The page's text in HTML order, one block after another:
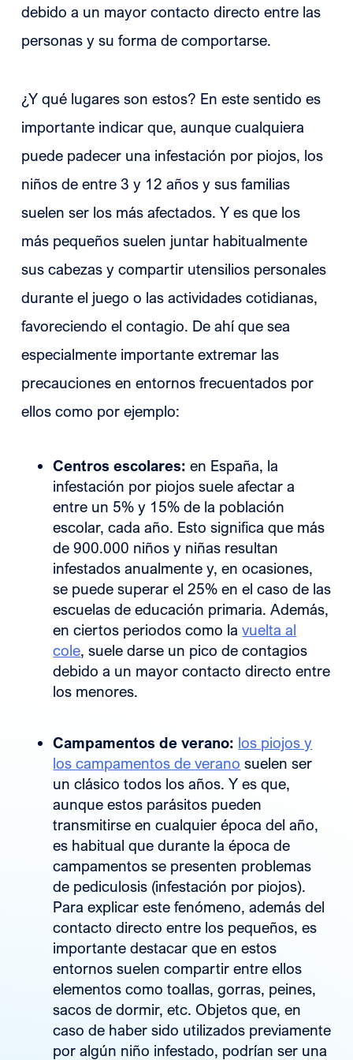
debido a un mayor contacto directo entre las
personas y su forma de comportarse.
¿Y qué lugares son estos? En este sentido es
importante indicar que, aunque cualquiera
puede padecer una infestación por piojos, los
niños de entre 3 y 12 años y sus familias
suelen ser los más afectados. Y es que los
más pequeños suelen juntar habitualmente
sus cabezas y compartir utensilios personales
durante el juego o las actividades cotidianas,
favoreciendo el contagio. De ahí que sea
especialmente importante extremar las
precauciones en entornos frecuentados por
ellos como por ejemplo:
Centros escolares:en España, la
infestación por piojos suele afectar a
entre un 5% y 15% de la población
escolar, cada año. Esto significa que más
de 900.000 niños y niñas resultan
infestados anualmente y, en ocasiones,
se puede superar el 25% en el caso de las
escuelas de educación primaria. Además,
en ciertos periodos como lavuelta al
cole, suele darse un pico de contagios
debido a un mayor contacto directo entre
los menores.
Campamentos de verano: los piojos y
los campamentos de verano suelen ser
un clásico todos los años. Y es que,
aunque estos parásitos pueden
transmitirse en cualquier época del año,
es habitual que durante la época de
campamentos se presenten problemas
de pediculosis (infestación por piojos).
Para explicar este fenómeno, además del
contacto directo entre los pequeños, es
importante destacar que en estos
entornos suelen compartir entre ellos
elementos como toallas, gorras, peines,
sacos de dormir, etc. Objetos que, en
caso de haber sido utilizados previamente
por algún niño infestado, podrían ser una